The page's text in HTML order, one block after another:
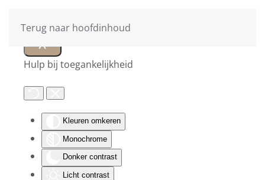
Hulp bij toegankelijkheid
Kleuren omkeren
Monochrome
Donker contrast
Licht contrast
Terug naar hoofdinhoud